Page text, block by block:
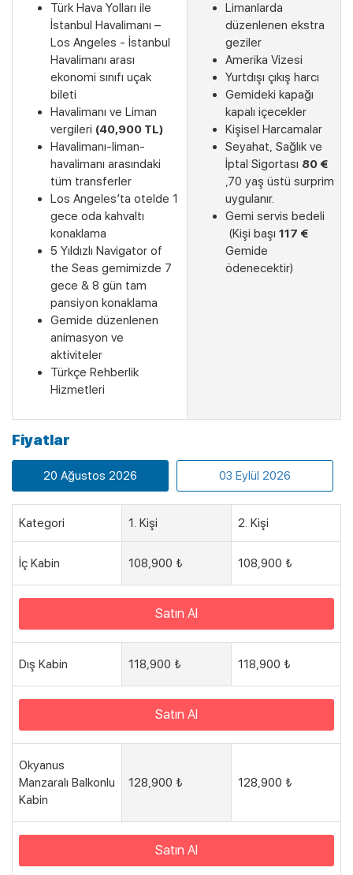
Türk Hava Yolları ile
İstanbul Havalimanı –
Los Angeles - İstanbul
Havalimanı arası
ekonomi sınıfı uçak
bileti
Havalimanı ve Liman
vergileri (40,900 TL)
Havalimanı-liman-
havalimanı arasındaki
tüm transferler
Los Angeles’ta otelde 1
gece oda kahvaltı
konaklama
5 Yıldızlı Navigator of
the Seas gemimizde 7
gece & 8 gün tam
pansiyon konaklama
Gemide düzenlenen
animasyon ve
aktiviteler
Türkçe Rehberlik
Hizmetleri
Limanlarda
düzenlenen ekstra
geziler
Amerika Vizesi
Yurtdışı çıkış harcı
Gemideki kapağı
kapalı içecekler
Kişisel Harcamalar
Seyahat, Sağlık ve
İptal Sigortası 80 €
,70 yaş üstü surprim
uygulanır.
Gemi servis bedeli
(Kişi başı 117 €
Gemide
ödenecektir)
Fiyatlar
20 Ağustos 2026 03 Eylül 2026
Kategori 1. Kişi 2. Kişi
İç Kabin 108,900 ₺ 108,900 ₺
Satın Al
Dış Kabin 118,900 ₺ 118,900 ₺
Satın Al
Okyanus
Manzaralı Balkonlu
Kabin
128,900 ₺ 128,900 ₺
Satın Al